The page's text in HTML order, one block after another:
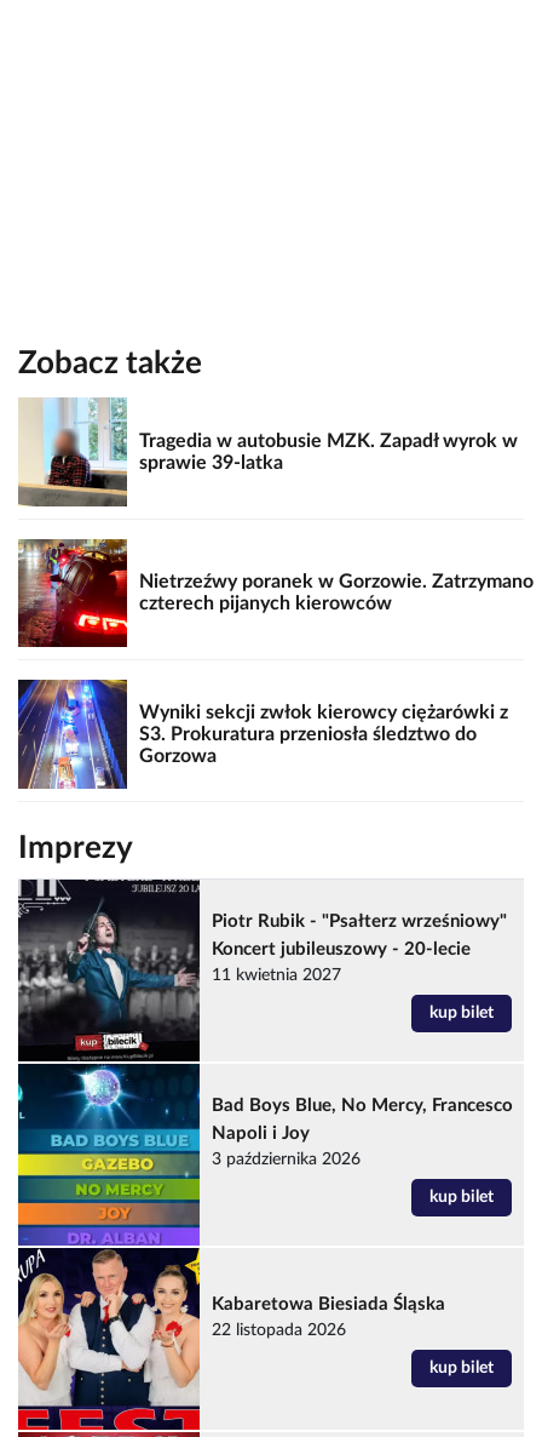
Zobacz także
Tragedia w autobusie MZK. Zapadł wyrok w
sprawie 39-latka
Nietrzeźwy poranek w Gorzowie. Zatrzymano
czterech pijanych kierowców
Wyniki sekcji zwłok kierowcy ciężarówki z
S3. Prokuratura przeniosła śledztwo do
Gorzowa
Imprezy
Piotr Rubik - "Psałterz wrześniowy"
Koncert jubileuszowy - 20-lecie
11 kwietnia 2027
kup bilet
Bad Boys Blue, No Mercy, Francesco
Napoli i Joy
3 października 2026
kup bilet
Kabaretowa Biesiada Śląska
22 listopada 2026
kup bilet